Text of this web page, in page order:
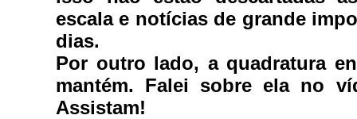
escala e notícias de grande
dias.
Por outro lado, a quadratura
mantém. Falei sobre ela no
Assistam!